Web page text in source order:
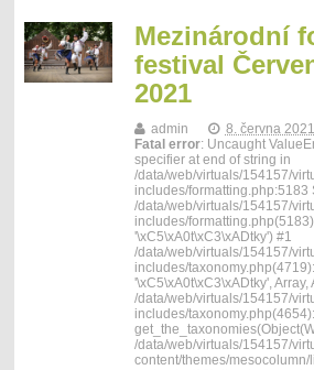
Mezinárodní
festival
2021
admin
8. června 2021
Fatal error: Uncaught
specifier at end of string in
/data/web/virtuals/154157/
includes/formatting.php:5183
/data/web/virtuals/154157/
includes/
'\xC5\xA0t\xC3\xADtky') #1
/data/web/virtuals/154157/
includes/
'\xC5\xA0t\xC3\xADtky', Array,
/data/web/virtuals/154157/
includes/taxonomy.php(4654):
/data/web/virtuals/154157/
content/themes/